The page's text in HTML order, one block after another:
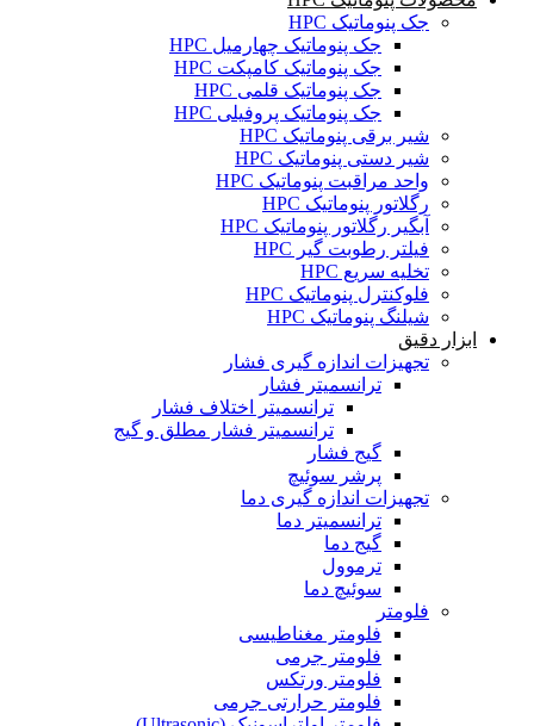
جک پنوماتیک HPC
جک پنوماتیک چهارمیل HPC
جک پنوماتیک کامپکت HPC
جک پنوماتیک قلمی HPC
جک پنوماتیک پروفیلی HPC
شیر برقی پنوماتیک HPC
شیر دستی پنوماتیک HPC
واحد مراقبت پنوماتیک HPC
رگلاتور پنوماتیک HPC
آبگیر رگلاتور پنوماتیک HPC
فیلتر رطوبت گیر HPC
تخلیه سریع HPC
فلوکنترل پنوماتیک HPC
شیلنگ پنوماتیک HPC
ابزار دقیق
تجهیزات اندازه گیری فشار
ترانسمیتر فشار
ترانسمیتر اختلاف فشار
ترانسمیتر فشار مطلق و گیج
گیج فشار
پرشر سوئیچ
تجهیزات اندازه گیری دما
ترانسمیتر دما
گیج دما
ترموول
سوئیچ دما
فلومتر
فلومتر مغناطیسی
فلومتر جرمی
فلومتر ورتکس
فلومتر حرارتی جرمی